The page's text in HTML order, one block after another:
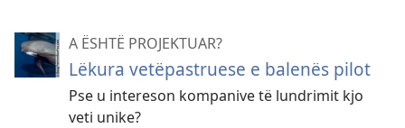
A ËSHTË PROJEKTUAR?
Lëkura vetëpastruese e balenës pilot
Pse u intereson kompanive të lundrimit kjo
veti unike?